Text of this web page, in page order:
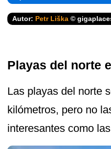
Autor: Petr Liška ©
Playas del norte
Las playas del norte
kilómetros, pero no
interesantes como